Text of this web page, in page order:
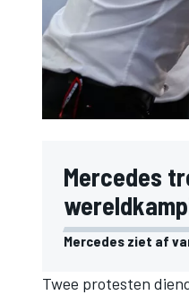
WEC
Mercedes
Mercedes ziet af
Twee protesten